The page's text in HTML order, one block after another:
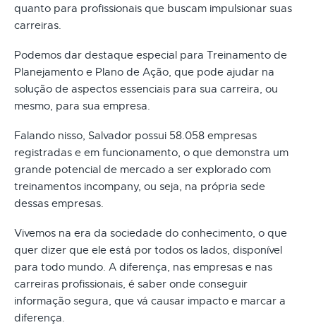
quanto para profissionais que buscam impulsionar suas
carreiras.
Podemos dar destaque especial para Treinamento de
Planejamento e Plano de Ação, que pode ajudar na
solução de aspectos essenciais para sua carreira, ou
mesmo, para sua empresa.
Falando nisso, Salvador possui 58.058 empresas
registradas e em funcionamento, o que demonstra um
grande potencial de mercado a ser explorado com
treinamentos incompany, ou seja, na própria sede
dessas empresas.
Vivemos na era da sociedade do conhecimento, o que
quer dizer que ele está por todos os lados, disponível
para todo mundo. A diferença, nas empresas e nas
carreiras profissionais, é saber onde conseguir
informação segura, que vá causar impacto e marcar a
diferença.